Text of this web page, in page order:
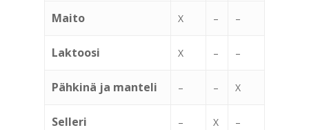
Maito X – –
Laktoosi X – –
Pähkinä ja manteli – – X
Selleri – X –